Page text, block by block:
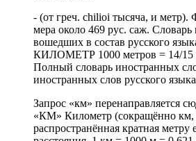
- (от греч. chilioi тысяча, и метр).
мера около 469 рус. саж.
вошедших в состав русского
КИЛОМЕТР 1000 метров = 14/15
Полный словарь иностранных
иностранных слов русского языка
Запрос «км» перенаправляется
«КМ» Километр (сокращённо
распространённая кратная